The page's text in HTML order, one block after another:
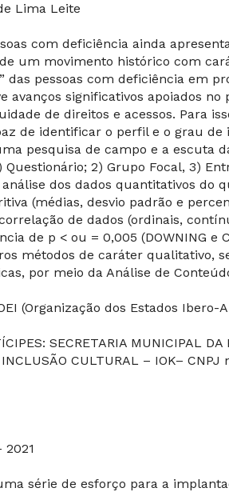
Lima Leite
com deficiência ainda
um movimento histórico com
das pessoas com deficiência em
avanços significativos apoiados no
de direitos e acessos. Para
de identificar o perfil e o grau de
pesquisa de campo e a escuta
2) Grupo Focal, 3)
dos dados quantitativos do
(médias, desvio padrão e
de dados (ordinais,
de p < ou = 0,005 (DOWNING e
métodos de caráter qualitativo,
por meio da Análise de
(Organização dos Estados Ibero-
SECRETARIA MUNICIPAL DA
CULTURAL – IOK–
2021
série de esforço para a